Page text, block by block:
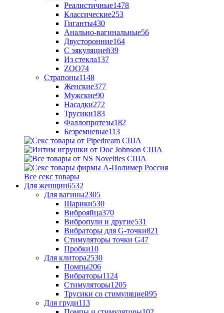
Реалистичные1478
Классические253
Гиганты430
Анально-вагинальные56
Двусторонние164
С эякуляцией39
Из стекла137
ZOO74
Страпоны1148
Женские377
Мужские90
Насадки272
Трусики183
Фаллопротезы182
Безремневые113
Все секс товары
Для женщин6532
Для вагины2305
Шарики530
Виброяйца370
Вибропули и другие531
Вибраторы для G-точки821
Стимуляторы точки G47
Пробки10
Для клитора2530
Помпы206
Вибраторы1124
Стимуляторы1205
Трусики со стимуляцией95
Для груди113